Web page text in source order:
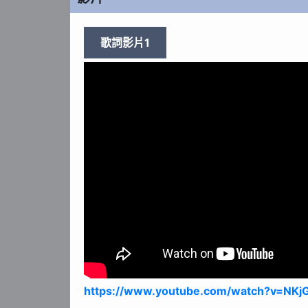
歌詞影片1
https://www.youtube.com/